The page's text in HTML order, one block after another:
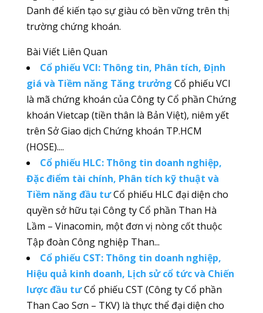
Danh để kiến tạo sự giàu có bền vững trên thị
trường chứng khoán.
Bài Viết Liên Quan
Cổ phiếu VCI: Thông tin, Phân tích, Định
giá và Tiềm năng Tăng trưởng Cổ phiếu VCI
là mã chứng khoán của Công ty Cổ phần Chứng
khoán Vietcap (tiền thân là Bản Việt), niêm yết
trên Sở Giao dịch Chứng khoán TP.HCM
(HOSE)....
Cổ phiếu HLC: Thông tin doanh nghiệp,
Đặc điểm tài chính, Phân tích kỹ thuật và
Tiềm năng đầu tưCổ phiếu HLC đại diện cho
quyền sở hữu tại Công ty Cổ phần Than Hà
Lầm – Vinacomin, một đơn vị nòng cốt thuộc
Tập đoàn Công nghiệp Than...
Cổ phiếu CST: Thông tin doanh nghiệp,
Hiệu quả kinh doanh, Lịch sử cổ tức và Chiến
lược đầu tưCổ phiếu CST (Công ty Cổ phần
Than Cao Sơn – TKV) là thực thể đại diện cho